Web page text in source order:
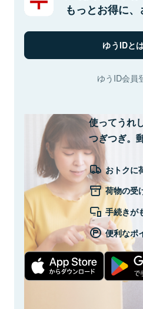
もっとお得に
ゆうIDと
ゆうID会員
使ってうれ
つぎつぎ。
おトクに
荷物の受
手続きが
便利なポ